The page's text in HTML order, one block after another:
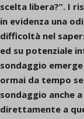
scelta libera?”. I
in evidenza una
difficoltà nel
ed su potenziale
sondaggio
ormai da tempo
sondaggio anche
direttamente a